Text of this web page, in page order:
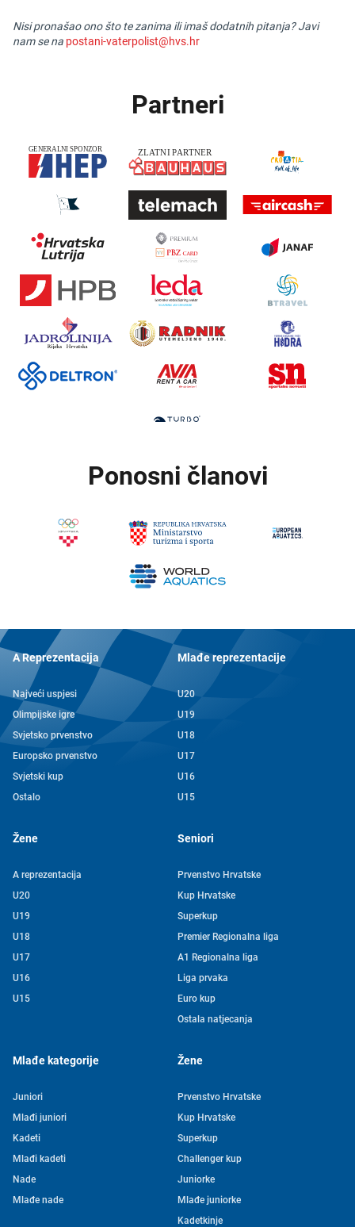
Nisi pronašao ono što te zanima ili imaš dodatnih pitanja? Javi
nam se na postani-vaterpolist@hvs.hr
Partneri
Ponosni članovi
A Reprezentacija
Najveći uspjesi
Olimpijske igre
Svjetsko prvenstvo
Europsko prvenstvo
Svjetski kup
Ostalo
Mlađe reprezentacije
U20
U19
U18
U17
U16
U15
Žene
A reprezentacija
U20
U19
U18
U17
U16
U15
Seniori
Prvenstvo Hrvatske
Kup Hrvatske
Superkup
Premier Regionalna liga
A1 Regionalna liga
Liga prvaka
Euro kup
Ostala natjecanja
Mlađe kategorije
Juniori
Mlađi juniori
Kadeti
Mlađi kadeti
Nade
Mlađe nade
Žene
Prvenstvo Hrvatske
Kup Hrvatske
Superkup
Challenger kup
Juniorke
Mlađe juniorke
Kadetkinje